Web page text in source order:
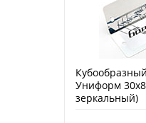
Униформ
зеркальный)